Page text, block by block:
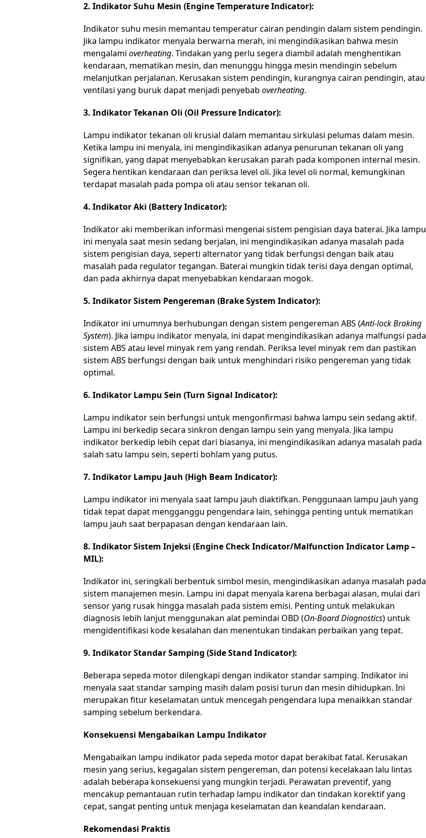
2. Indikator Suhu Mesin (Engine Temperature Indicator):
Indikator suhu mesin memantau temperatur cairan pendingin dalam sistem pendingin.
Jika lampu indikator menyala berwarna merah, ini mengindikasikan bahwa mesin
mengalami overheating. Tindakan yang perlu segera diambil adalah menghentikan
kendaraan, mematikan mesin, dan menunggu hingga mesin mendingin sebelum
melanjutkan perjalanan. Kerusakan sistem pendingin, kurangnya cairan pendingin, atau
ventilasi yang buruk dapat menjadi penyebab overheating.
3. Indikator Tekanan Oli (Oil Pressure Indicator):
Lampu indikator tekanan oli krusial dalam memantau sirkulasi pelumas dalam mesin.
Ketika lampu ini menyala, ini mengindikasikan adanya penurunan tekanan oli yang
signifikan, yang dapat menyebabkan kerusakan parah pada komponen internal mesin.
Segera hentikan kendaraan dan periksa level oli. Jika level oli normal, kemungkinan
terdapat masalah pada pompa oli atau sensor tekanan oli.
4. Indikator Aki (Battery Indicator):
Indikator aki memberikan informasi mengenai sistem pengisian daya baterai. Jika lampu
ini menyala saat mesin sedang berjalan, ini mengindikasikan adanya masalah pada
sistem pengisian daya, seperti alternator yang tidak berfungsi dengan baik atau
masalah pada regulator tegangan. Baterai mungkin tidak terisi daya dengan optimal,
dan pada akhirnya dapat menyebabkan kendaraan mogok.
5. Indikator Sistem Pengereman (Brake System Indicator):
Indikator ini umumnya berhubungan dengan sistem pengereman ABS (Anti-lock Braking
System). Jika lampu indikator menyala, ini dapat mengindikasikan adanya malfungsi pada
sistem ABS atau level minyak rem yang rendah. Periksa level minyak rem dan pastikan
sistem ABS berfungsi dengan baik untuk menghindari risiko pengereman yang tidak
optimal.
6. Indikator Lampu Sein (Turn Signal Indicator):
Lampu indikator sein berfungsi untuk mengonfirmasi bahwa lampu sein sedang aktif.
Lampu ini berkedip secara sinkron dengan lampu sein yang menyala. Jika lampu
indikator berkedip lebih cepat dari biasanya, ini mengindikasikan adanya masalah pada
salah satu lampu sein, seperti bohlam yang putus.
7. Indikator Lampu Jauh (High Beam Indicator):
Lampu indikator ini menyala saat lampu jauh diaktifkan. Penggunaan lampu jauh yang
tidak tepat dapat mengganggu pengendara lain, sehingga penting untuk mematikan
lampu jauh saat berpapasan dengan kendaraan lain.
8. Indikator Sistem Injeksi (Engine Check Indicator/Malfunction Indicator Lamp –
MIL):
Indikator ini, seringkali berbentuk simbol mesin, mengindikasikan adanya masalah pada
sistem manajemen mesin. Lampu ini dapat menyala karena berbagai alasan, mulai dari
sensor yang rusak hingga masalah pada sistem emisi. Penting untuk melakukan
diagnosis lebih lanjut menggunakan alat pemindai OBD (On-Board Diagnostics) untuk
mengidentifikasi kode kesalahan dan menentukan tindakan perbaikan yang tepat.
9. Indikator Standar Samping (Side Stand Indicator):
Beberapa sepeda motor dilengkapi dengan indikator standar samping. Indikator ini
menyala saat standar samping masih dalam posisi turun dan mesin dihidupkan. Ini
merupakan fitur keselamatan untuk mencegah pengendara lupa menaikkan standar
samping sebelum berkendara.
Konsekuensi Mengabaikan Lampu Indikator
Mengabaikan lampu indikator pada sepeda motor dapat berakibat fatal. Kerusakan
mesin yang serius, kegagalan sistem pengereman, dan potensi kecelakaan lalu lintas
adalah beberapa konsekuensi yang mungkin terjadi. Perawatan preventif, yang
mencakup pemantauan rutin terhadap lampu indikator dan tindakan korektif yang
cepat, sangat penting untuk menjaga keselamatan dan keandalan kendaraan.
Rekomendasi Praktis